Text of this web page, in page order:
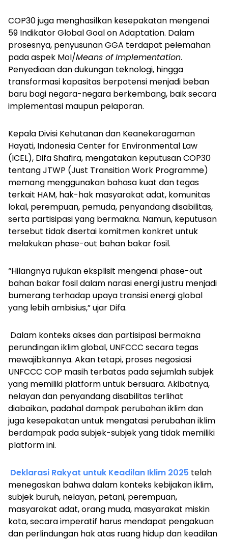
COP30 juga menghasilkan kesepakatan mengenai
59 IndikatorGlobal Goal on Adaptation. Dalam
prosesnya, penyusunan GGA terdapat pelemahan
pada aspek MoI/Means of Implementation.
Penyediaan dan dukungan teknologi, hingga
transformasi kapasitas berpotensi menjadi beban
baru bagi negara-negara berkembang, baik secara
implementasi maupun pelaporan.
Kepala Divisi Kehutanan dan Keanekaragaman
Hayati, Indonesia Center for Environmental Law
(ICEL), Difa Shafira, mengatakan keputusan COP30
tentang JTWP (Just Transition Work Programme)
memang menggunakan bahasa kuat dan tegas
terkait HAM, hak-hak masyarakat adat, komunitas
lokal, perempuan, pemuda, penyandang disabilitas,
serta partisipasi yang bermakna. Namun, keputusan
tersebut tidak disertai komitmen konkret untuk
melakukan phase-out bahan bakar fosil.
“Hilangnya rujukan eksplisit mengenai phase-out
bahan bakar fosil dalam narasi energi justru menjadi
bumerang terhadap upaya transisi energi global
yang lebih ambisius,” ujar Difa.
Dalam konteks akses dan partisipasi bermakna
perundingan iklim global, UNFCCC secara tegas
mewajibkannya. Akan tetapi, proses negosiasi
UNFCCC COP masih terbatas pada sejumlah subjek
yang memiliki platform untuk bersuara. Akibatnya,
nelayan dan penyandang disabilitas terlihat
diabaikan, padahal dampak perubahan iklim dan
juga kesepakatan untuk mengatasi perubahan iklim
berdampak pada subjek-subjek yang tidak memiliki
platform ini.
Deklarasi Rakyat untuk Keadilan Iklim 2025 telah
menegaskan bahwa dalam konteks kebijakan iklim,
subjek buruh, nelayan, petani, perempuan,
masyarakat adat, orang muda, masyarakat miskin
kota, secara imperatif harus mendapat pengakuan
dan perlindungan hak atas ruang hidup dan keadilan